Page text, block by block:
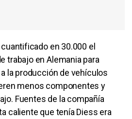
en 30.000 el
trabajo en Alemania para
la producción de vehículos
menos componentes y
Fuentes de la compañía
caliente que tenía Diess era